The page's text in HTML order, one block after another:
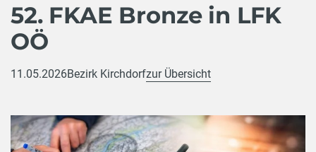
52. FKAE Bronze in LFK
OÖ
11.05.2026Bezirk Kirchdorfzur Übersicht